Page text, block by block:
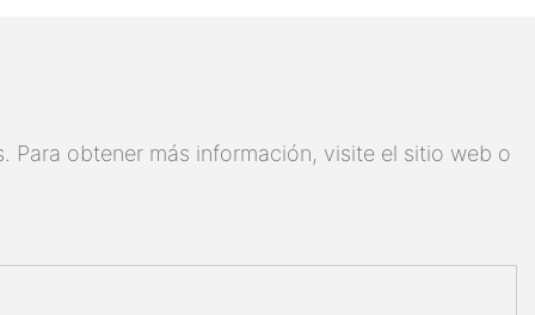
Para obtener más información, visite el sitio web o